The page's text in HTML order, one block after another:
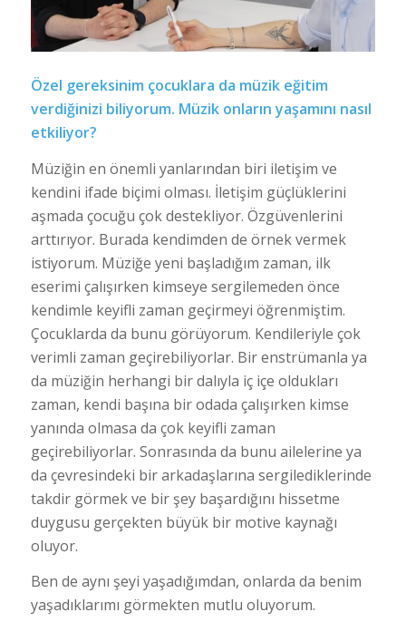
Özel gereksinim çocuklara da müzik eğitim
verdiğinizi biliyorum. Müzik onların yaşamını nasıl
etkiliyor?
Müziğin en önemli yanlarından biri iletişim ve
kendini ifade biçimi olması. İletişim güçlüklerini
aşmada çocuğu çok destekliyor. Özgüvenlerini
arttırıyor. Burada kendimden de örnek vermek
istiyorum. Müziğe yeni başladığım zaman, ilk
eserimi çalışırken kimseye sergilemeden önce
kendimle keyifli zaman geçirmeyi öğrenmiştim.
Çocuklarda da bunu görüyorum. Kendileriyle çok
verimli zaman geçirebiliyorlar. Bir enstrümanla ya
da müziğin herhangi bir dalıyla iç içe oldukları
zaman, kendi başına bir odada çalışırken kimse
yanında olmasa da çok keyifli zaman
geçirebiliyorlar. Sonrasında da bunu ailelerine ya
da çevresindeki bir arkadaşlarına sergilediklerinde
takdir görmek ve bir şey başardığını hissetme
duygusu gerçekten büyük bir motive kaynağı
oluyor.
Ben de aynı şeyi yaşadığımdan, onlarda da benim
yaşadıklarımı görmekten mutlu oluyorum.